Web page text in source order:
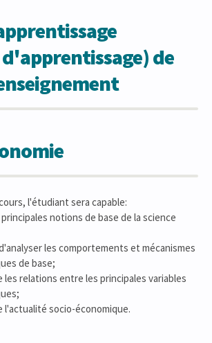
de
l'étudiant sera capable:
notions de base de la science
les comportements et mécanismes
de base;
les relations entre les principales variables
l'actualité socio-économique.